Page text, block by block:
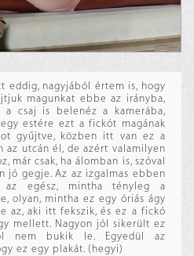
eddig, nagyjából értem is, hogy
magunkat ebbe az irányba,
csaj is belenéz a kamerába,
estére ezt a fickót magának
gyűjtve, közben itt van ez a
az utcán él, de azért valamilyen
már csak, ha álomban is, szóval
jó gegje. Az az izgalmas ebben
egész, mintha tényleg a
olyan, mintha ez egy óriás ágy
az, aki itt fekszik, és ez a fickó
mellett. Nagyon jól sikerült ez
nem bukik le. Egyedül az
ez egy plakát. (hegyi)